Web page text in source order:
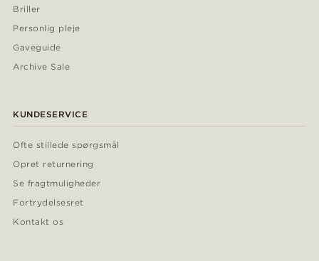
Briller
Personlig pleje
Gaveguide
Archive Sale
KUNDESERVICE
Ofte stillede spørgsmål
Opret returnering
Se fragtmuligheder
Fortrydelsesret
Kontakt os